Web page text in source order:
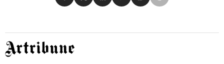
Artribune